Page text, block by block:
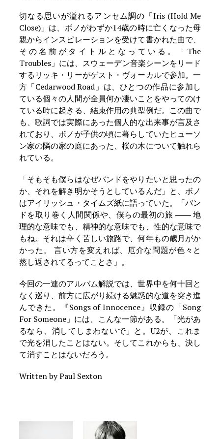
切なる思いが溢れるアンセム調の「Iris (Hold Me
Close)」は、ボノがわずか14歳の時に亡くなった母
親からインスピレーションを受けて書かれた曲で、
その名前がタイトルとなっている。「The
Troubles」には、スウェーデン音楽シーンをリード
するリッキ・リーがゲスト・ヴォーカルで参加。一
方「Cedarwood Road」は、ひとつの作品に参加し
ている個々の人間が全員何か凄いことをやってのけ
ている時に起きる、結束作用の典型例だ。この曲で
も、歌詞では実際にあった個人的な出来事が言及さ
れており、ボノが子供の頃に暮らしていたヒューソ
ン家の隣の家の庭にあった、桜の木について触れら
れている。
「そもそも僕らはなぜバンドをやりたいと思ったの
か、それを解き明かそうとしているんだ」と、ボノ
はアイリッシュ・タイムズ紙に語っていた。「バン
ドを取り巻く人間関係や、僕らの最初の旅 ―― 地
理的な意味でも、精神的な意味でも、性的な意味で
もね。それは辛く苦しい旅路で、何年もの歳月がか
かった。 言い方を変えれば、厄介な問題が色々と
蒸し返されてるってことさ」。
今回の一連のアルバム解説では、世界中を何十回と
なく巡り、前方に広がり続ける魅惑的な道を突き進
んできた。『Songs of Innocence』収録の「Song
For Someone」には、こんな一節がある。「光があ
るなら、消してしまわないで」と。U2が、これま
で光を消したことはない。そしてこれからも、決し
て消すことはないだろう。
Written by Paul Sexton